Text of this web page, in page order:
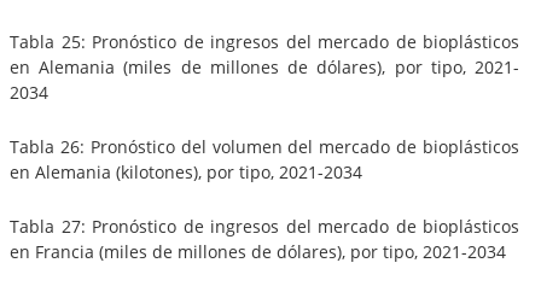
Tabla 25: Pronóstico de ingresos del mercado de bioplásticos
en Alemania (miles de millones de dólares), por tipo, 2021-
2034
Tabla 26: Pronóstico del volumen del mercado de bioplásticos
en Alemania (kilotones), por tipo, 2021-2034
Tabla 27: Pronóstico de ingresos del mercado de bioplásticos
en Francia (miles de millones de dólares), por tipo, 2021-2034